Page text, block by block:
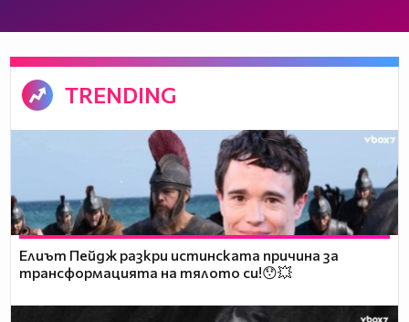
TRENDING
Елиът Пейдж разкри истинската причина за
трансформацията на тялото си!😯💥